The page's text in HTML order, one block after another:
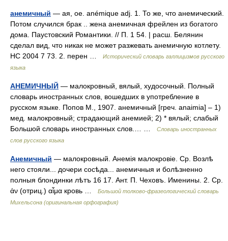
анемичный — ая, ое. anémique adj. 1. То же, что анемический.
Потом случился брак .. жена анемичная фрейлен из богатого
дома. Паустовский Романтики. // П. 1 54. | расш. Белянин
сделал вид, что никак не может разжевать анемичную котлету.
НС 2004 7 73. 2. перен …
Исторический словарь галлицизмов русского
языка
АНЕМИЧНЫЙ — малокровный, вялый, худосочный. Полный
словарь иностранных слов, вошедших в употребление в
русском языке. Попов М., 1907. анемичный [греч. anaimia] – 1)
мед. малокровный; страдающий анемией; 2) * вялый; слабый
Большой словарь иностранных слов.… …
Словарь иностранных
слов русского языка
Анемичный — малокровный. Анемія малокровіе. Ср. Возлѣ
него стояли... дочери сосѣда... анемичныя и болѣзненно
полныя блондинки лѣтъ 16 17. Ант. П. Чеховъ. Именины. 2. Ср.
ἀν (отриц.) αἷμα кровь …
Большой толково-фразеологический словарь
Михельсона (оригинальная орфография)